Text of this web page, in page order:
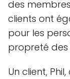
des
clients ont
pour les
propreté des
Un client,